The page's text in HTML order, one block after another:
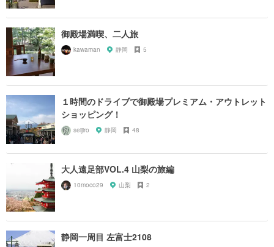
御殿場満喫、二人旅
kawaman 静岡 5
１時間のドライブで御殿場プレミアム・アウトレット
ショッピング！
seijiro 静岡 48
大人遠足部VOL.4 山梨の旅編
10moco29 山梨 2
静岡一周目 左富士2108